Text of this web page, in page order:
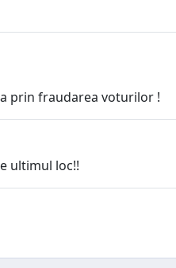
prin fraudarea voturilor !
ultimul loc!!